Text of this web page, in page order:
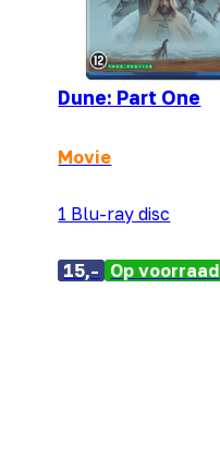
Dune: Part One
Movie
1 Blu-ray disc
15,- Op voorraad